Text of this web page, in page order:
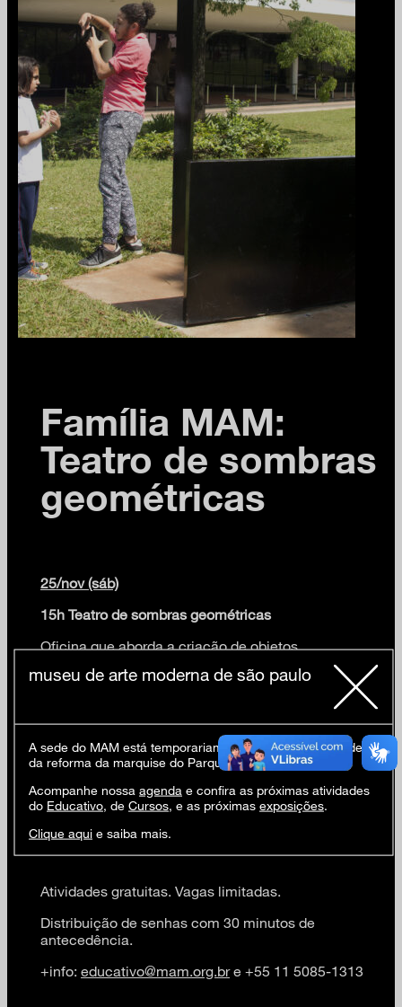
Família MAM:
Teatro de sombras
geométricas
25/nov (sáb)
15h Teatro de sombras geométricas
Oficina que aborda a criação de objetos
elaboração coletiva de uma narrativa para uma peça.
Cada participante criará seu próprio personagem
(inspirado em formas geométricas) utilizando papel
cartão preto, e coletivamente será elaborada uma
narrativa para as formas serem encenadas num
teatro de sombras.
+ 4 anos
25 participantes
Atividades gratuitas. Vagas limitadas.
Distribuição de senhas com 30 minutos de
antecedência.
+info: educativo@mam.org.bre +55 11 5085-1313
museu de arte moderna de são paulo
A sede do MAM está temporariamente fechada em virtude
da reforma da marquise do Parque Ibirapuera.
Acompanhe nossa agenda e confira as próximas atividades
do Educativo, de Cursos, e as próximas exposições.
Clique aqui e saiba mais.